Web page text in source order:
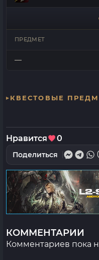
ПРЕДМЕТ
—
КВЕСТОВЫЕ
Нравится 0
Поделиться
КОММЕНТАРИИ
Комментариев пока